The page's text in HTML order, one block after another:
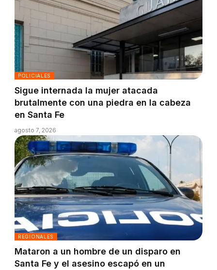
POLICIALES
Sigue internada la mujer atacada
brutalmente con una piedra en la cabeza
en Santa Fe
agosto 7, 2026
REGIONALES
Mataron a un hombre de un disparo en
Santa Fe y el asesino escapó en un